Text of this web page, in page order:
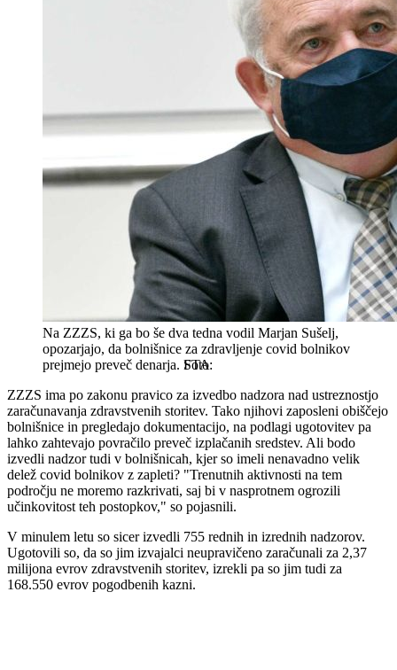
Na ZZZS, ki ga bo še dva tedna vodil Marjan Sušelj,
opozarjajo, da bolnišnice za zdravljenje covid bolnikov
prejmejo preveč denarja. STA
ZZZS ima po zakonu pravico za izvedbo nadzora nad ustreznostjo
zaračunavanja zdravstvenih storitev. Tako njihovi zaposleni obiščejo
bolnišnice in pregledajo dokumentacijo, na podlagi ugotovitev pa
lahko zahtevajo povračilo preveč izplačanih sredstev. Ali bodo
izvedli nadzor tudi v bolnišnicah, kjer so imeli nenavadno velik
delež covid bolnikov z zapleti? "Trenutnih aktivnosti na tem
področju ne moremo razkrivati, saj bi v nasprotnem ogrozili
učinkovitost teh postopkov," so pojasnili.
V minulem letu so sicer izvedli 755 rednih in izrednih nadzorov.
Ugotovili so, da so jim izvajalci neupravičeno zaračunali za 2,37
milijona evrov zdravstvenih storitev, izrekli pa so jim tudi za
168.550 evrov pogodbenih kazni.